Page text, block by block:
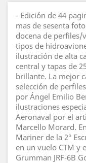
- Edición de 44
mas de sesenta
docena de perfiles/
tipos de
ilustración de alta
central y tapas de
brillante. La mejor
selección de
por Ángel Emilio
ilustraciones
Aeronaval por el
Marcello Morard.
Mariner de la 2°
en un vuelo CTM y
Grumman JRF-6B